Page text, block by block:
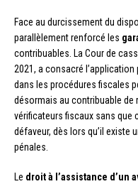
Face au durcissement du
parallèlement renforcé les
contribuables. La Cour de
2021, a consacré l’application
dans les procédures fiscales
désormais au contribuable de
vérificateurs fiscaux sans que
défaveur, dès lors qu’il existe
pénales.
Le droit à l’assistance d’un